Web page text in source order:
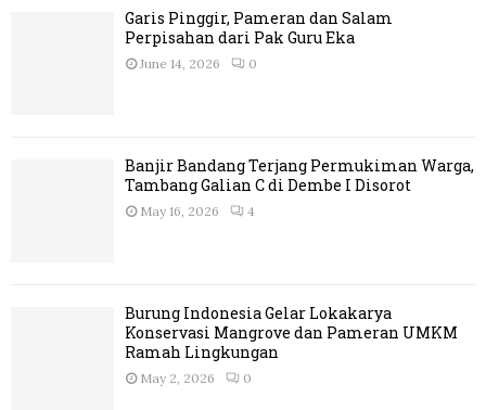
Garis Pinggir, Pameran dan Salam
Perpisahan dari Pak Guru Eka
June 14, 2026 0
Banjir Bandang Terjang Permukiman Warga,
Tambang Galian C di Dembe I Disorot
May 16, 2026 4
Burung Indonesia Gelar Lokakarya
Konservasi Mangrove dan Pameran UMKM
Ramah Lingkungan
May 2, 2026 0